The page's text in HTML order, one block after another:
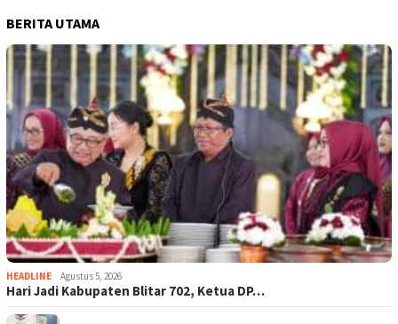
BERITA UTAMA
HEADLINE Agustus 5, 2026
Hari Jadi Kabupaten Blitar 702, Ketua DP…